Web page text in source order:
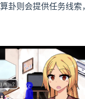
卦则会提供任务线索